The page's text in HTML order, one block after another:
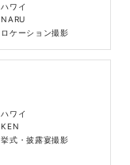
ハワイ
NARU
ロケーション撮影
ハワイ
KEN
挙式・披露宴撮影